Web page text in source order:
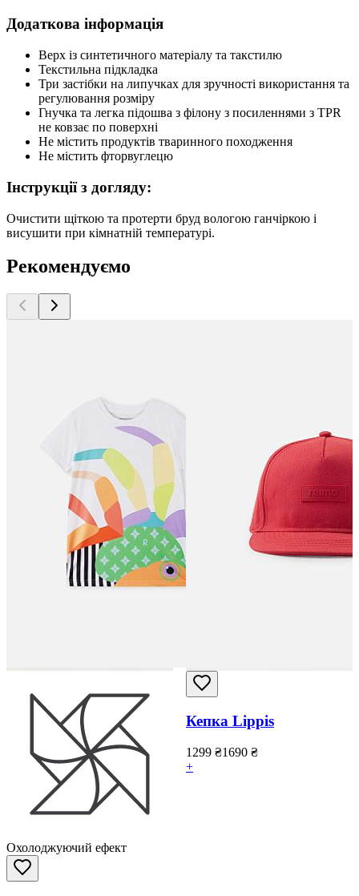
Додаткова інформація
Верх із синтетичного матеріалу та такстилю
Текстильна підкладка
Три застібки на липучках для зручності використання та
регулювання розміру
Гнучка та легка підошва з філону з посиленнями з TPR
не ковзає по поверхні
Не містить продуктів тваринного походження
Не містить фторвуглецю
Інструкції з догляду:
Очистити щіткою та протерти бруд вологою ганчіркою і
висушити при кімнатній температурі.
Рекомендуємо
Охолоджуючий ефект
Кепка Lippis
1299 ₴1690 ₴
+